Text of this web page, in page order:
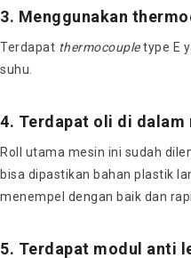
3. Menggunakan
Terdapat thermocoupletype E
suhu.
4. Terdapat oli di dalam
Roll utama mesin ini sudah
bisa dipastikan bahan plastik
menempel dengan baik dan rapi.
5. Terdapat modul anti